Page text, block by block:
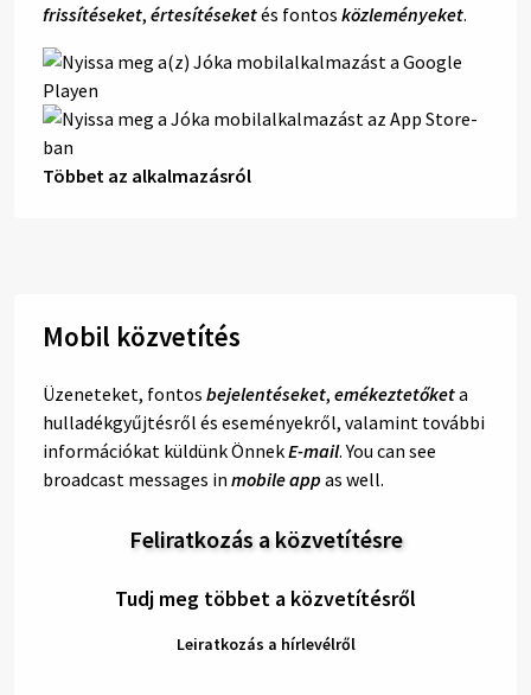
frissítéseket, értesítéseketés fontos közleményeket.
Többet az alkalmazásról
Mobil közvetítés
Üzeneteket, fontos bejelentéseket, emékeztetőketa
hulladékgyűjtésről és eseményekről, valamint további
információkat küldünk ÖnnekE-mail. You can see
broadcast messages in mobile app as well.
Feliratkozás a közvetítésre
Tudj meg többet a közvetítésről
Leiratkozás a hírlevélről